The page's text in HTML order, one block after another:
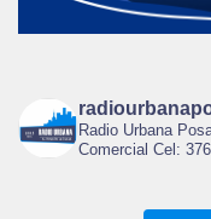
Radio Urbana
Comercial Cel: